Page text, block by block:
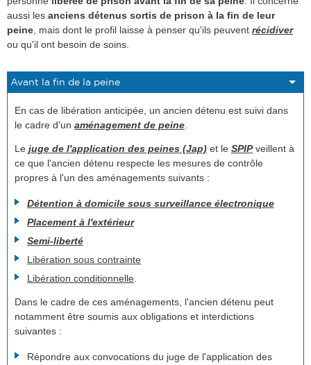
aussi les anciens détenus sortis de prison à la fin de leur
peine , mais dont le profil laisse à penser qu'ils peuvent récidiver
ou qu'il ont besoin de soins.
En cas de libération anticipée, un ancien détenu est suivi dans
le cadre d'un aménagement de peine
Le juge de l'application des peines (Jap) et le SPIPveillent à
ce que l'ancien détenu respecte les mesures de contrôle
propres à l'un des aménagements suivants :
Détention à domicile sous surveillance électronique
Placement à l'extérieur
Semi-liberté
Libération sous contrainte
Libération conditionnelle
Dans le cadre de ces aménagements, l'ancien détenu peut
notamment être soumis aux obligations et interdictions
suivantes :
Répondre aux convocations du juge de l'application des